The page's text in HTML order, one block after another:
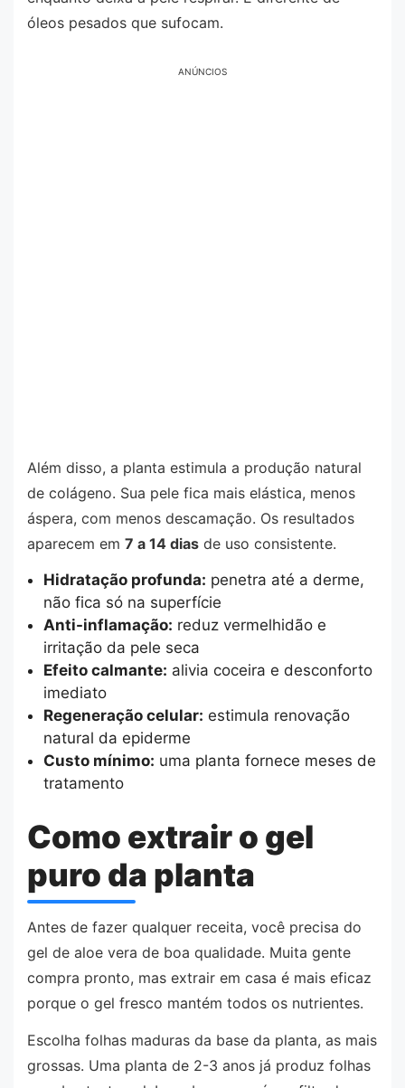
óleos pesados que sufocam.
ANÚNCIOS
Além disso, a planta estimula a produção natural
de colágeno. Sua pele fica mais elástica, menos
áspera, com menos descamação. Os resultados
aparecem em 7 a 14 dias de uso consistente.
Hidratação profunda: penetra até a derme,
não fica só na superfície
Anti-inflamação: reduz vermelhidão e
irritação da pele seca
Efeito calmante: alivia coceira e desconforto
imediato
Regeneração celular: estimula renovação
natural da epiderme
Custo mínimo: uma planta fornece meses de
tratamento
Como extrair o gel
puro da planta
Antes de fazer qualquer receita, você precisa do
gel de aloe vera de boa qualidade. Muita gente
compra pronto, mas extrair em casa é mais eficaz
porque o gel fresco mantém todos os nutrientes.
Escolha folhas maduras da base da planta, as mais
grossas. Uma planta de 2-3 anos já produz folhas